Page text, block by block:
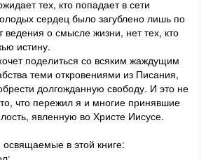
тех, кто попадает в сети
сердец было загублено лишь по
ведения о смысле жизни, нет тех, кто
истину.
поделиться со всяким жаждущим
теми откровениями из Писания,
долгожданную свободу. И это не
что пережил я и многие принявшие
явленную во Христе Иисусе.
в этой книге: